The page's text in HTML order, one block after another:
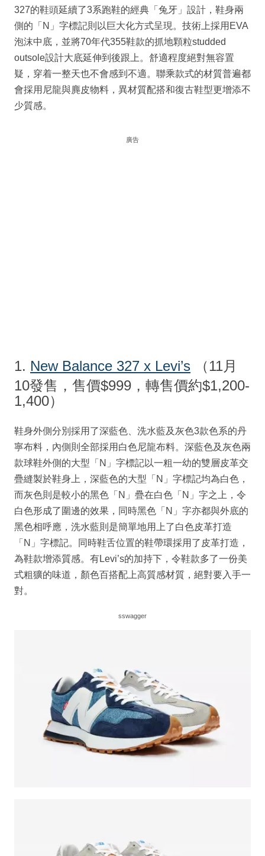
327的鞋頭延續了3系跑鞋的經典「兔牙」設計，鞋身兩
側的「N」字標記則以巨大化方式呈現。技術上採用EVA
泡沫中底，並將70年代355鞋款的抓地顆粒studded
outsole設計大底延伸到後跟上。舒適程度絕對無容置
疑，穿着一整天也不會感到不適。聯乘款式的材質普遍都
會採用尼龍與麂皮物料，異材質配搭和復古鞋型更增添不
少質感。
廣告
1. New Balance 327 x Levi’s （11月
10發售，售價$999，轉售價約$1,200-
1,400）
鞋身外側分別採用了深藍色、洗水藍及灰色3款色系的丹
寧布料，內側則全部採用白色尼龍布料。深藍色及灰色兩
款球鞋外側的大型「N」字標記以一粗一幼的雙層皮革交
疊縫製於鞋身上，深藍色的大型「N」字標記均為白色，
而灰色則是較小的黑色「N」疊在白色「N」字之上，令
白色形成了圍邊的效果，同時黑色「N」字亦都與外底的
黑色相呼應，洗水藍則是簡單地用上了白色皮革打造
「N」字標記。同時鞋舌位置的鞋帶環採用了皮革打造，
為鞋款增添質感。有Levi’s的加持下，令鞋款多了一份美
式粗獷的味道，顏色百搭配上高質感材質，絕對要入手一
對。
sswagger